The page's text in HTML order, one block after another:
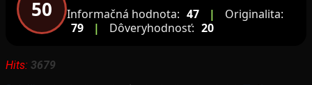
50 Informačná hodnota: 47 |
Originalita:
79
| Dôveryhodnosť: 20
Hits: 3679